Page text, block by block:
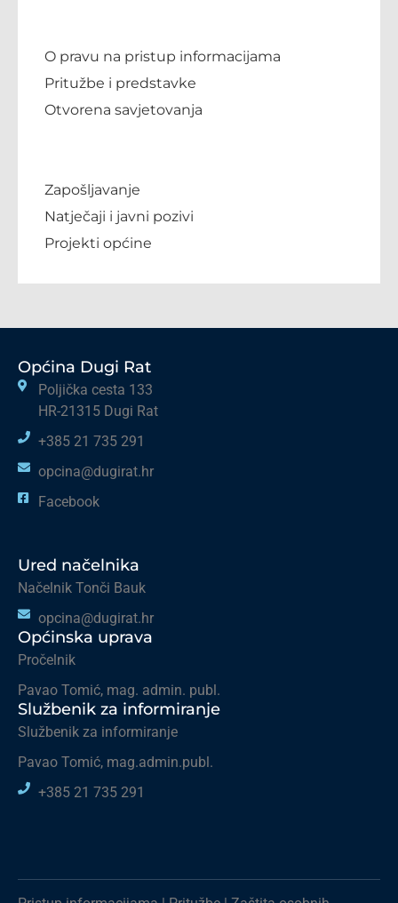
O pravu na pristup informacijama
Pritužbe i predstavke
Otvorena savjetovanja
Zapošljavanje
Natječaji i javni pozivi
Projekti općine
Općina Dugi Rat
Poljička cesta 133
HR-21315 Dugi Rat
+385 21 735 291
opcina@dugirat.hr
Facebook
Ured načelnika
Načelnik Tonči Bauk
opcina@dugirat.hr
Općinska uprava
Pročelnik
Pavao Tomić, mag. admin. publ.
Službenik za informiranje
Službenik za informiranje
Pavao Tomić, mag.admin.publ.
+385 21 735 291